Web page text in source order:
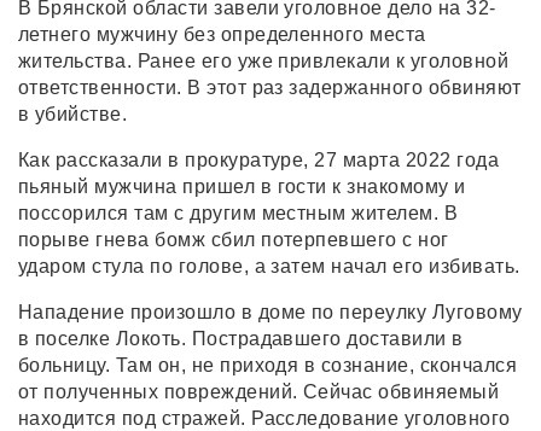
В Брянской области завели уголовное дело на 32-
летнего мужчину без определенного места
жительства. Ранее его уже привлекали к уголовной
ответственности. В этот раз задержанного обвиняют
в убийстве.
Как рассказали в прокуратуре, 27 марта 2022 года
пьяный мужчина пришел в гости к знакомому и
поссорился там с другим местным жителем. В
порыве гнева бомж сбил потерпевшего с ног
ударом стула по голове, а затем начал его избивать.
Нападение произошло в доме по переулку Луговому
в поселке Локоть. Пострадавшего доставили в
больницу. Там он, не приходя в сознание, скончался
от полученных повреждений. Сейчас обвиняемый
находится под стражей. Расследование уголовного